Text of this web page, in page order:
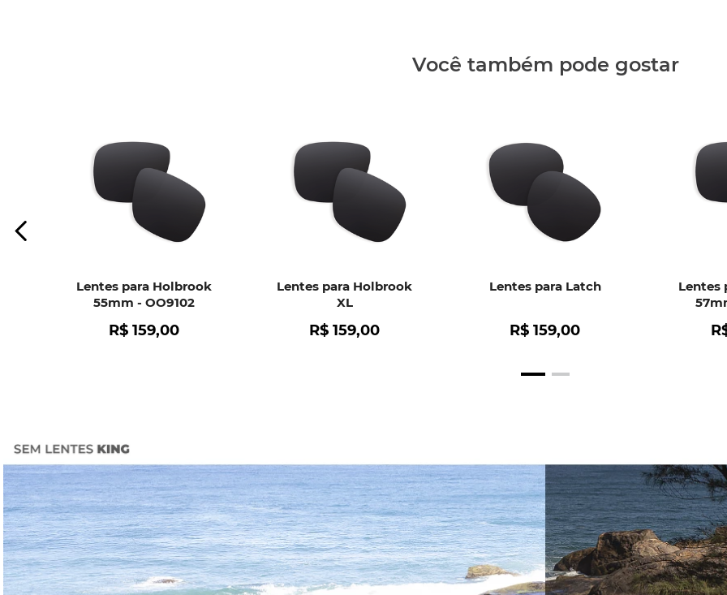
Você também pode gostar
Lentes para Holbrook
55mm - OO9102
R$ 159,00
Lentes para Holbrook
XL
R$ 159,00
Lentes para Latch
R$ 159,00
Lentes